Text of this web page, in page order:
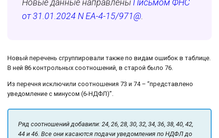
Новые данные направлены Письмом ФНС
от 31.01.2024 N ЕА-4-15/971@
Новый перечень сгруппировали также по видам ошибок в таблице.
В ней 86 контрольных соотношений, в старой было 76.
Из перечня исключили соотношения 73 и 74 – “представлено
уведомление с минусом (6-НДФЛ)”.
Ряд соотношений добавили: 24, 26, 28, 30, 32, 34, 36, 38, 40, 42,
44 и 46. Все они касаются подачи уведомления по НДФЛ до